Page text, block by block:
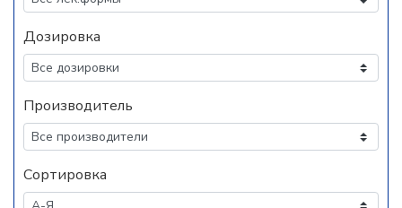
Дозировка
Производитель
Сортировка